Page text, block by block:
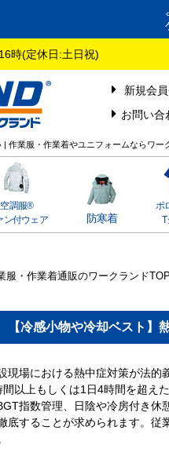
時(定休日:土日祝)
新規会
お問い合
作業服・作業着やユニフォームならワー
空調服®
ン付ウェア
防寒着
ポ
T
服・作業着通販のワークランドTOP
【冷感小物や冷却ベスト】
現場における熱中症対策が法的
間以上もしくは1日4時間を超え
指数管理、日陰や冷房付き休
底することが求められます。従